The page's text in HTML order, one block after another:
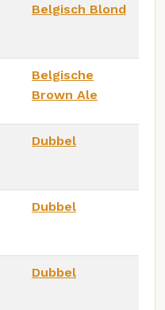
Belgisch Blond
Belgische
Brown Ale
Dubbel
Dubbel
Dubbel